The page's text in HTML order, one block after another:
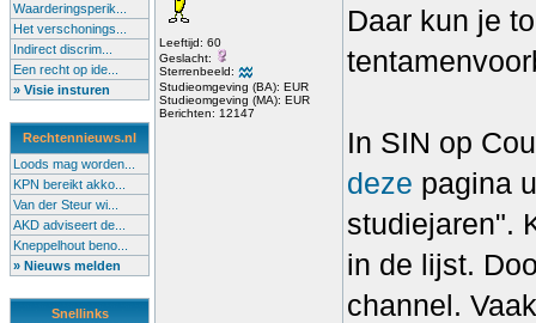
Waarderingsperik...
Het verschonings...
Indirect discrim...
Een recht op ide...
» Visie insturen
Rechtennieuws.nl
Loods mag worden...
KPN bereikt akko...
Van der Steur wi...
AKD adviseert de...
Kneppelhout beno...
» Nieuws melden
Snellinks
Leeftijd: 60
Geslacht:
Sterrenbeeld:
Studieomgeving (BA): EUR
Studieomgeving (MA): EUR
Berichten: 12147
Daar kun je
In SIN op
deze pagina
studiejaren".
in de lijst.
channel.